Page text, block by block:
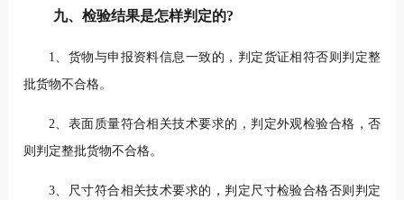
九、检验结果是怎样判定的?
1、货物与申报资料信息一致的，判定货证相符否则判定整
批货物不合格。
2、表面质量符合相关技术要求的，判定外观检验合格，否
则判定整批货物不合格。
3、尺寸符合相关技术要求的，判定尺寸检验合格否则判定